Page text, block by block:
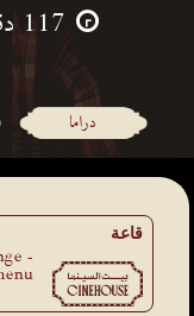
117 دقيقة
دراما
قاعة
-